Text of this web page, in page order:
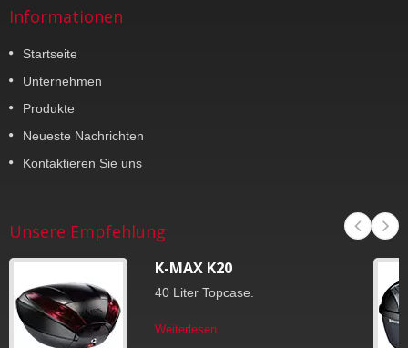
Informationen
Startseite
Unternehmen
Produkte
Neueste Nachrichten
Kontaktieren Sie uns
Unsere Empfehlung
K-MAX K20
40 Liter Topcase.
Weiterlesen